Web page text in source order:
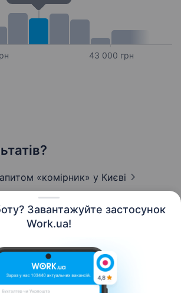
Завантажуйте застосунок
Work.ua!
43 000 грн
«комірник» у Києві